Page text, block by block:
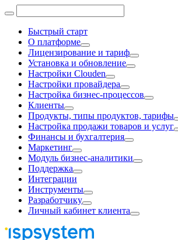
Быстрый старт
О платформе
Лицензирование и тариф
Установка и обновление
Настройки Clouden
Настройки провайдера
Настройка бизнес-процессов
Клиенты
Продукты, типы продуктов, тарифы
Настройка продажи товаров и услуг
Финансы и бухгалтерия
Маркетинг
Модуль бизнес-аналитики
Поддержка
Интеграции
Инструменты
Разработчику
Личный кабинет клиента